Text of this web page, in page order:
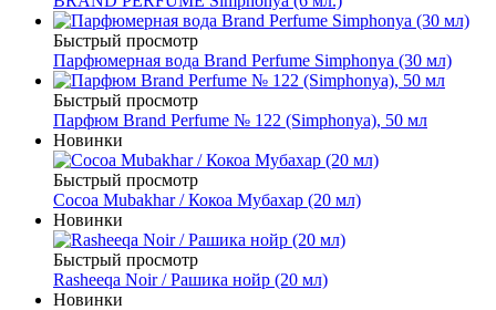
Быстрый просмотр
Парфюмерная вода Brand Perfume Simphonya (30 мл)
Быстрый просмотр
Парфюм Brand Perfume № 122 (Simphonya), 50 мл
Новинки
Быстрый просмотр
Cocoa Mubakhar / Кокоа Мубахар (20 мл)
Новинки
Быстрый просмотр
Rasheeqa Noir / Рашика нойр (20 мл)
Новинки